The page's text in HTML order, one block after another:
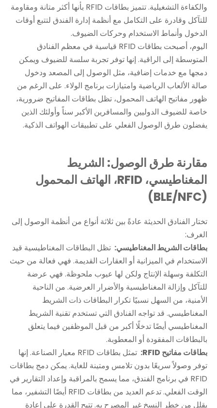
والكفاءة التشغيلية. تتميز بطاقات RFID بأنها أكثر متانة ومقاومة
للتآكل وقادرة على التكامل مع أنظمة إدارة الفندق لتتبع أوقات
الدخول وأنماط الاستخدام وحركات الضيوف.
اليوم، أصبحت بطاقات RFID قياسية في معظم الفنادق
المتوسطة إلى الراقية. إنها توفر تجربة سلسة للضيوف ويمكن
دمجها مع خدمات إضافية، مثل الوصول إلى المصعد ودخول
صالة الألعاب الرياضية وامتيازات برنامج الولاء. على الرغم من
ظهور مفاتيح الهاتف المحمول، تظل بطاقات المفاتيح ضرورية،
خاصة للضيوف الدوليين والمسافرين الأكبر سناً وأولئك الذين
يفضلون طرق الوصول الفعلي على تطبيقات الهواتف الذكية.
مقارنة طرق الوصول: الشريط
المغناطيسي، RFID، الهاتف المحمول
(BLE/NFC)
تختار الفنادق الحديثة عادةً بين ثلاثة أنواع من أنظمة الوصول إلى
الغرف:
بطاقات الشريط المغناطيسي: تظل البطاقات المغناطيسية قيد
الاستخدام في الميزانية أو العقارات القديمة. فهي فعالة من حيث
التكلفة وسهلة الإنتاج ولكن لها عيوب ملحوظة. فهي عرضة
للتآكل وإزالة المغناطيسية والأضرار العرضية. من الناحية
الأمنية، من السهل نسبيًا تكرار البطاقات ذات الشريط
المغناطيسي. قد تواجه الفنادق التي تستخدم تقنية الشريط
المغناطيسي أيضًا تدخلًا أكبر من قبل الموظفين فيما يتعلق
بالبطاقات المفقودة أو المعطوبة.
بطاقات مفاتيح RFID:
تمثل بطاقات RFID معيار الصناعة. إنها
توفر وصولاً سريعًا بدون تلامس ومتينة للغاية. يمكن دمج بطاقات
RFID في برنامج الفندق، مما يسمح بالمراقبة وإعداد التقارير في
الوقت الفعلي. تدعم العديد من بطاقات RFID أيضًا التشفير، مما
يقلل من خطر النسخ غير المصرح به. تتيح القدرة على إعادة